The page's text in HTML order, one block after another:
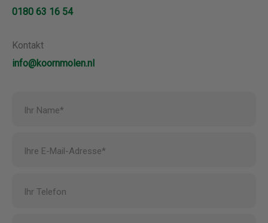
0180 63 16 54
Kontakt
info@koornmolen.nl
Ihr Name*
Ihre E-Mail-Adresse*
Ihr Telefon